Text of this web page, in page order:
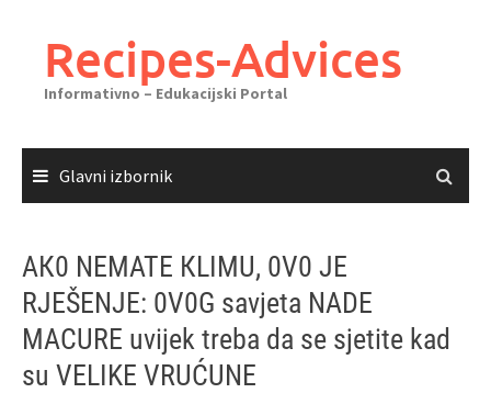
sadržajaRecipes-Advices
Informativno – Edukacijski Portal
Glavni izbornik
AК0 NEMATE КLIMU, 0V0 JE
RJEŠENJE: 0V0G savjeta NADE
MACURE uvijek treba da se sjetite kad
su VELIKE VRUĆUNE